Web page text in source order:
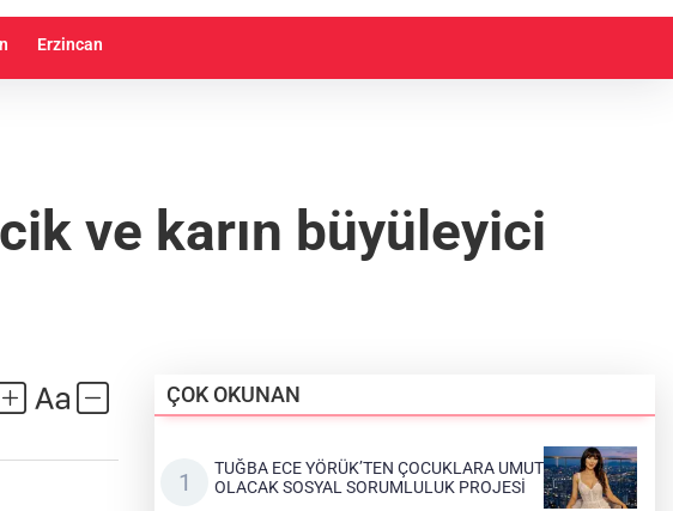
Erzincan
ve karın büyüleyici
ÇOK OKUNAN
TUĞBA ECE YÖRÜK’TEN ÇOCUKLARA UMUT
OLACAK SOSYAL SORUMLULUK PROJESİ